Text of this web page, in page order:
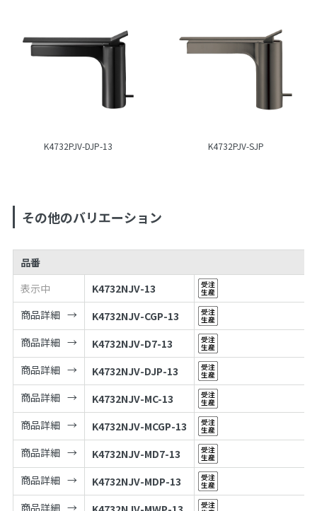
K4732PJV-DJP-13 K4732PJV-SJP
その他のバリエーション
品番
表示中
K4732NJV-13
商品詳細
K4732NJV-CGP-13
商品詳細
K4732NJV-D7-13
商品詳細
K4732NJV-DJP-13
商品詳細
K4732NJV-MC-13
商品詳細
K4732NJV-MCGP-13
商品詳細
K4732NJV-MD7-13
商品詳細
K4732NJV-MDP-13
商品詳細